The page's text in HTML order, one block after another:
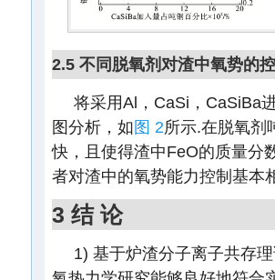
2.5 不同脱氧剂对渣中氧势的
将采用Al，CaSi，CaSiBa
图分析，如图 2所示.在脱氧剂
快，且使得渣中FeO的质量分
者对渣中的氧势能力控制基本
3 结 论
1) 基于炉渣分子离子共存